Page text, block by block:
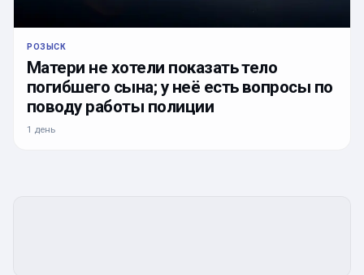
РОЗЫСК
Матери не хотели показать тело
погибшего сына; у неё есть вопросы по
поводу работы полиции
1 день